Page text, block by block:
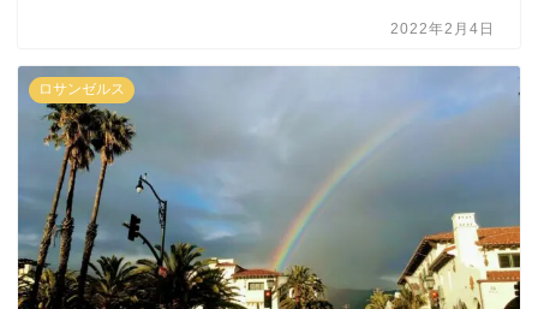
2022年2月4日
ロサンゼルス